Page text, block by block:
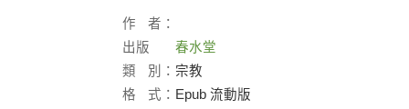
作
者：
出版
社：
春水堂
類
別： 宗教
格
式： Epub 流動版